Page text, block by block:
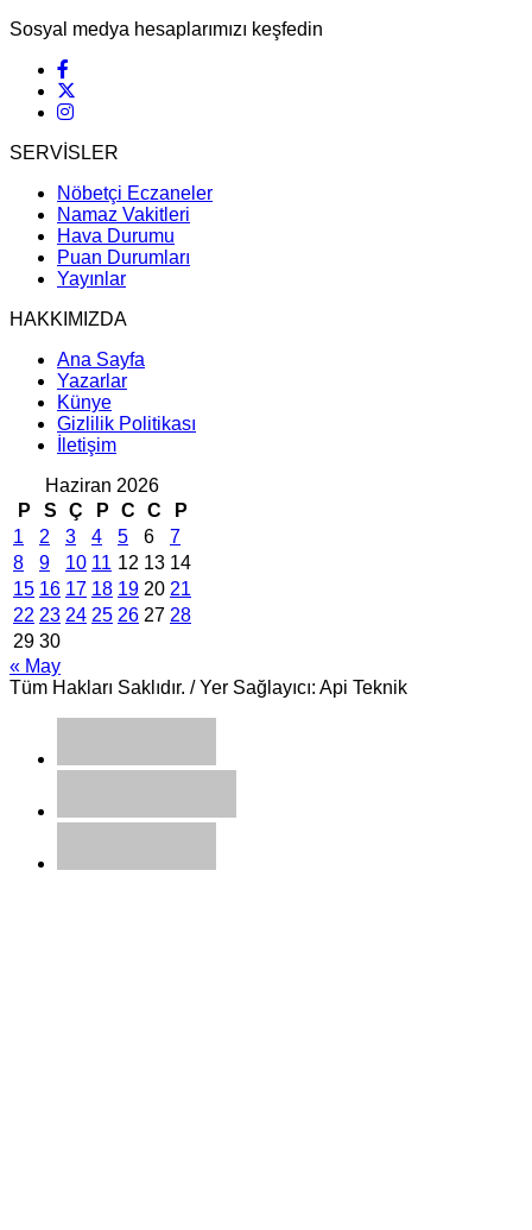
Sosyal medya hesaplarımızı keşfedin
SERVİSLER
Nöbetçi Eczaneler
Namaz Vakitleri
Hava Durumu
Puan Durumları
Yayınlar
HAKKIMIZDA
Ana Sayfa
Yazarlar
Künye
Gizlilik Politikası
İletişim
Haziran 2026
P
S Ç P C C
P
1
2 3 4 5 6
7
8
9 10 11 12 13 14
15 16 17 18 19 20 21
22 23 24 25 26 27 28
29 30
« May
Tüm Hakları Saklıdır. / Yer Sağlayıcı: Api Teknik